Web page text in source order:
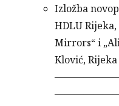
Izložba
HDLU
Mirrors“ i
Klović, Rijeka